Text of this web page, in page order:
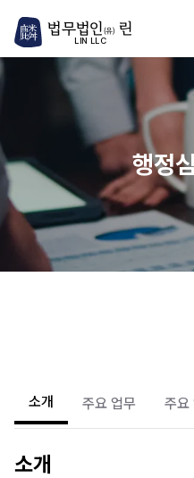
법무법인 (유) 린
LIN LLC
행정
소개 주요 업무 주요
소개